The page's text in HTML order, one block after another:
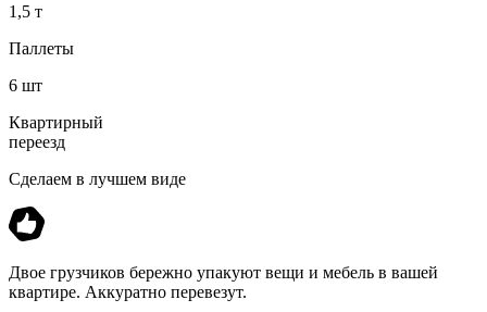
1,5 т
Паллеты
6 шт
Квартирный
переезд
Сделаем в лучшем виде
Двое грузчиков бережно упакуют вещи и мебель в вашей
квартире. Аккуратно перевезут.